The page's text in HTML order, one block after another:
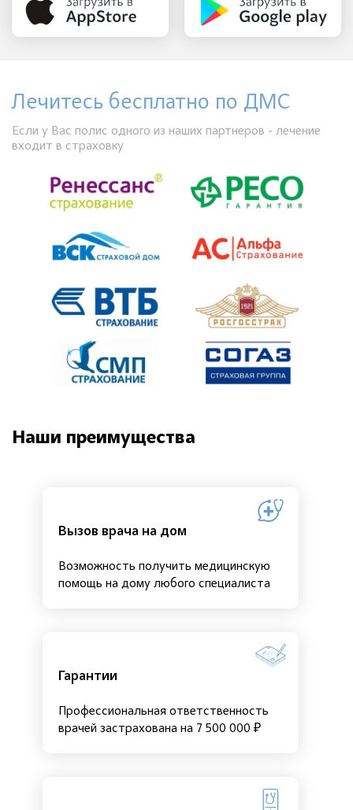
Лечитесь бесплатно по ДМС
Если у Вас полис одного из наших партнеров - лечение
входит в страховку
Наши преимущества
Вызов врача на дом
Возможность получить медицинскую
помощь на дому любого специалиста
Гарантии
Профессиональная ответственность
врачей застрахована на 7 500 000 ₽